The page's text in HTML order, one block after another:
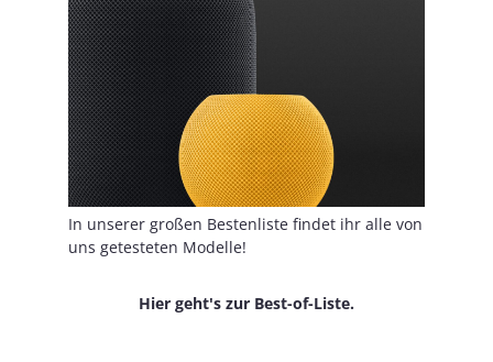
In unserer großen Bestenliste findet ihr alle von
uns getesteten Modelle!
Hier geht's zur Best-of-Liste.